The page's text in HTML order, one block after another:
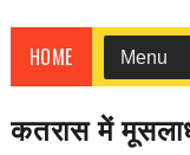
HOME
कतरास में